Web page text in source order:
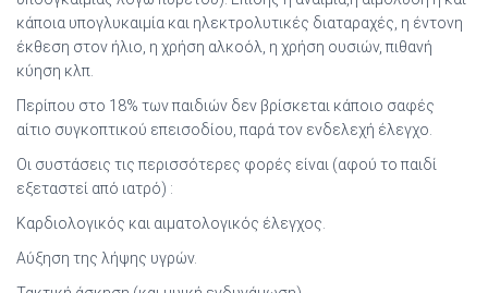
κάποια υπογλυκαιμία και ηλεκτρολυτικές διαταραχές, η έντονη
έκθεση στον ήλιο, η χρήση αλκοόλ, η χρήση ουσιών, πιθανή
κύηση κλπ.
Περίπου στο 18% των παιδιών δεν βρίσκεται κάποιο σαφές
αίτιο συγκοπτικού επεισοδίου, παρά τον ενδελεχή έλεγχο.
Οι συστάσεις τις περισσότερες φορές είναι (αφού το παιδί
εξεταστεί από ιατρό) :
Καρδιολογικός και αιματολογικός έλεγχος.
Αύξηση της λήψης υγρών.